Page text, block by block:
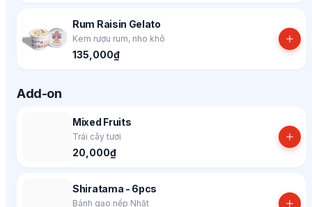
Rum Raisin Gelato
Kem rượu rum, nho khô
135,000₫
Add-on
Mixed Fruits
Trái cây tươi
20,000₫
Shiratama - 6pcs
Bánh gạo nếp Nhật